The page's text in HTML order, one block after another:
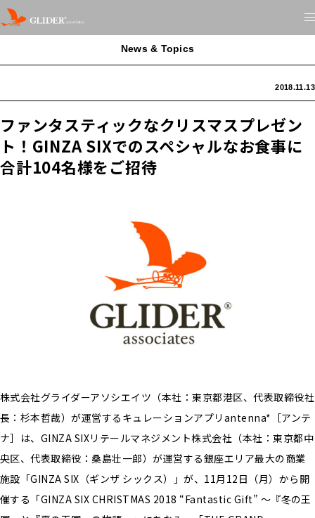
News & Topics
2018.11.13
ファンタスティックなクリスマスプレゼン
ト！GINZA SIXでのスペシャルなお食事に
合計104名様をご招待
株式会社グライダーアソシエイツ（本社：東京都港区、代表取締役社
長：杉本哲哉）が運営するキュレーションアプリantenna*［アンテ
ナ］は、GINZA SIXリテールマネジメント株式会社（本社：東京都中
央区、代表取締役：桑島壮一郎）が運営する銀座エリア最大の商業
施設「GINZA SIX（ギンザ シックス）」が、11月12日（月）から開
催する「GINZA SIX CHRISTMAS 2018 “Fantastic Gift” 〜『冬の王